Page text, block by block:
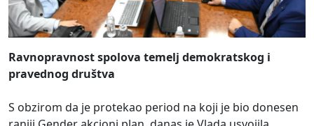
Ravnopravnost spolova temelj demokratskog i
pravednog društva
S obzirom da je protekao period na koji je bio donesen